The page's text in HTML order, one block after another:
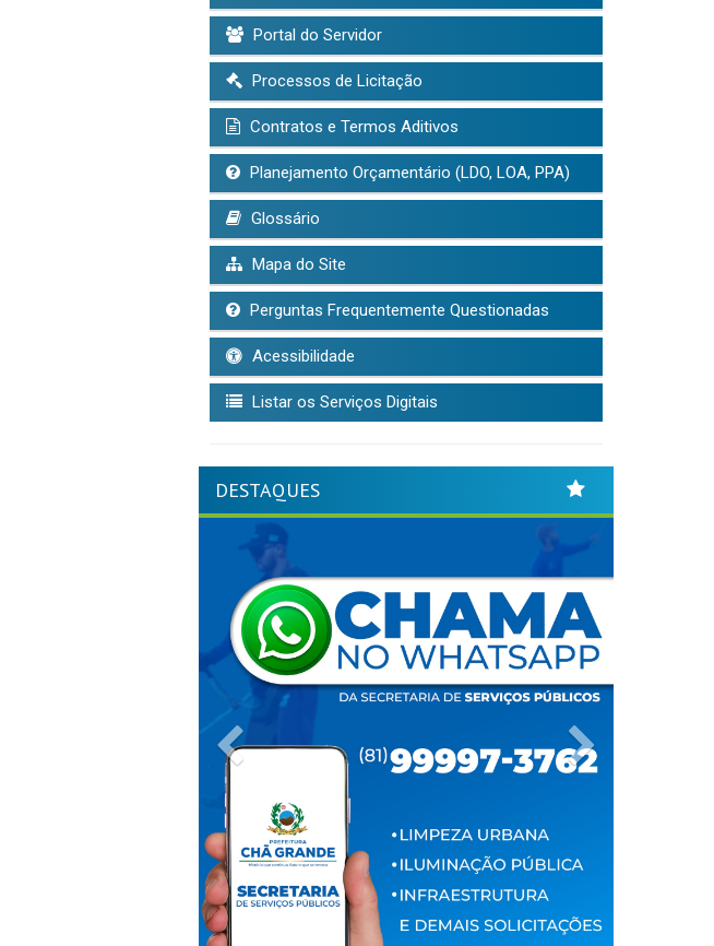
Portal do Servidor
Processos de Licitação
Contratos e Termos Aditivos
Planejamento Orçamentário (LDO, LOA, PPA)
Glossário
Mapa do Site
Perguntas Frequentemente Questionadas
Acessibilidade
Listar os Serviços Digitais
DESTAQUES
Previous